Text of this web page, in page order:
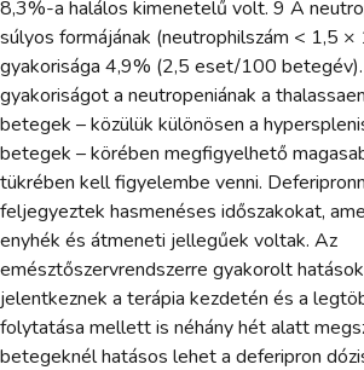
8,3%-a halálos kimenetelű volt. 9 A
súlyos formájának (neutrophilszám < 1,5
gyakorisága 4,9% (2,5 eset/100
gyakoriságot a neutropeniának a
betegek – közülük különösen a
betegek – körében megfigyelhető
tükrében kell figyelembe venni.
feljegyeztek hasmenéses időszakokat,
enyhék és átmeneti jellegűek voltak. Az
emésztőszervrendszerre gyakorolt
jelentkeznek a terápia kezdetén és a
folytatása mellett is néhány hét alatt
betegeknél hatásos lehet a deferipron